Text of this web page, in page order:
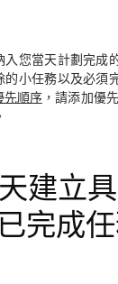
入您當天計劃完成
的小任務以及必須
先順序，請添加優
建立
完成